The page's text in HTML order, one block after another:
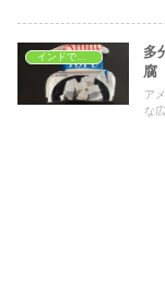
インドでおうちごはん
多
腐
ア
な